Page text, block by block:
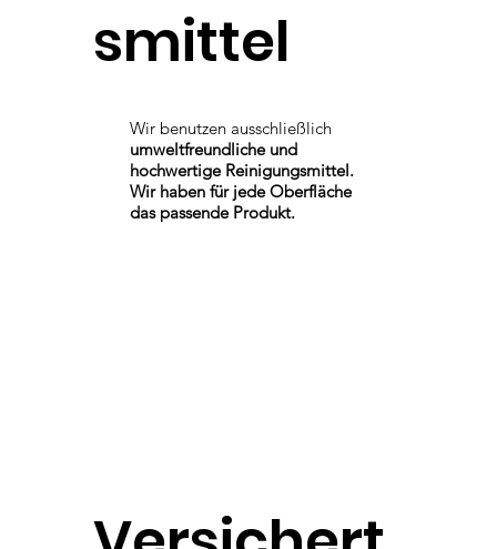
smittel
Wir benutzen ausschließlich
umweltfreundliche und
hochwertige Reinigungsmittel.
Wir haben für jede Oberfläche
das passende Produkt.